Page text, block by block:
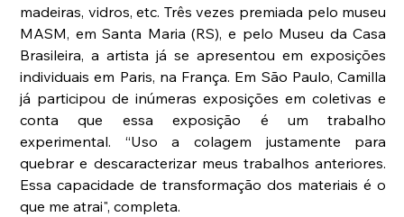
madeiras, vidros, etc. Três vezes premiada pelo museu
MASM, em Santa Maria (RS), e pelo Museu da Casa
Brasileira, a artista já se apresentou em exposições
individuais em Paris, na França. Em São Paulo, Camilla
já participou de inúmeras exposições em coletivas e
conta que essa exposição é um trabalho
experimental. “Uso a colagem justamente para
quebrar e descaracterizar meus trabalhos anteriores.
Essa capacidade de transformação dos materiais é o
que me atrai", completa.